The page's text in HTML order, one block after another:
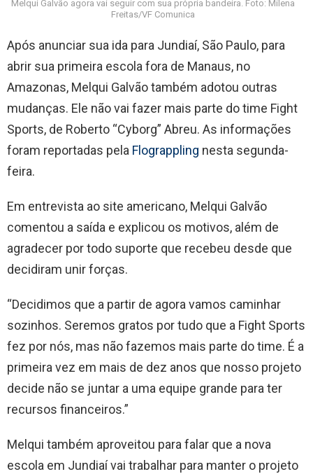
Melqui Galvão agora vai seguir com sua própria bandeira. Foto: Milena
Freitas/VF Comunica
Após anunciar sua ida para Jundiaí, São Paulo, para
abrir sua primeira escola fora de Manaus, no
Amazonas, Melqui Galvão também adotou outras
mudanças. Ele não vai fazer mais parte do time Fight
Sports, de Roberto “Cyborg” Abreu. As informações
foram reportadas pela Flograppling nesta segunda-
feira.
Em entrevista ao site americano, Melqui Galvão
comentou a saída e explicou os motivos, além de
agradecer por todo suporte que recebeu desde que
decidiram unir forças.
“Decidimos que a partir de agora vamos caminhar
sozinhos. Seremos gratos por tudo que a Fight Sports
fez por nós, mas não fazemos mais parte do time. É a
primeira vez em mais de dez anos que nosso projeto
decide não se juntar a uma equipe grande para ter
recursos financeiros.”
Melqui também aproveitou para falar que a nova
escola em Jundiaí vai trabalhar para manter o projeto